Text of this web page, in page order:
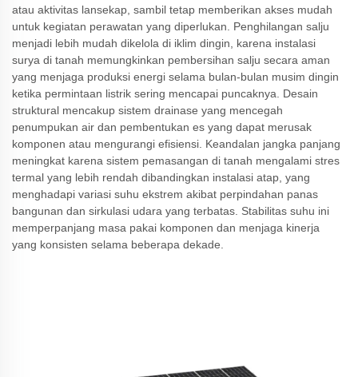
atau aktivitas lansekap, sambil tetap memberikan akses mudah
untuk kegiatan perawatan yang diperlukan. Penghilangan salju
menjadi lebih mudah dikelola di iklim dingin, karena instalasi
surya di tanah memungkinkan pembersihan salju secara aman
yang menjaga produksi energi selama bulan-bulan musim dingin
ketika permintaan listrik sering mencapai puncaknya. Desain
struktural mencakup sistem drainase yang mencegah
penumpukan air dan pembentukan es yang dapat merusak
komponen atau mengurangi efisiensi. Keandalan jangka panjang
meningkat karena sistem pemasangan di tanah mengalami stres
termal yang lebih rendah dibandingkan instalasi atap, yang
menghadapi variasi suhu ekstrem akibat perpindahan panas
bangunan dan sirkulasi udara yang terbatas. Stabilitas suhu ini
memperpanjang masa pakai komponen dan menjaga kinerja
yang konsisten selama beberapa dekade.